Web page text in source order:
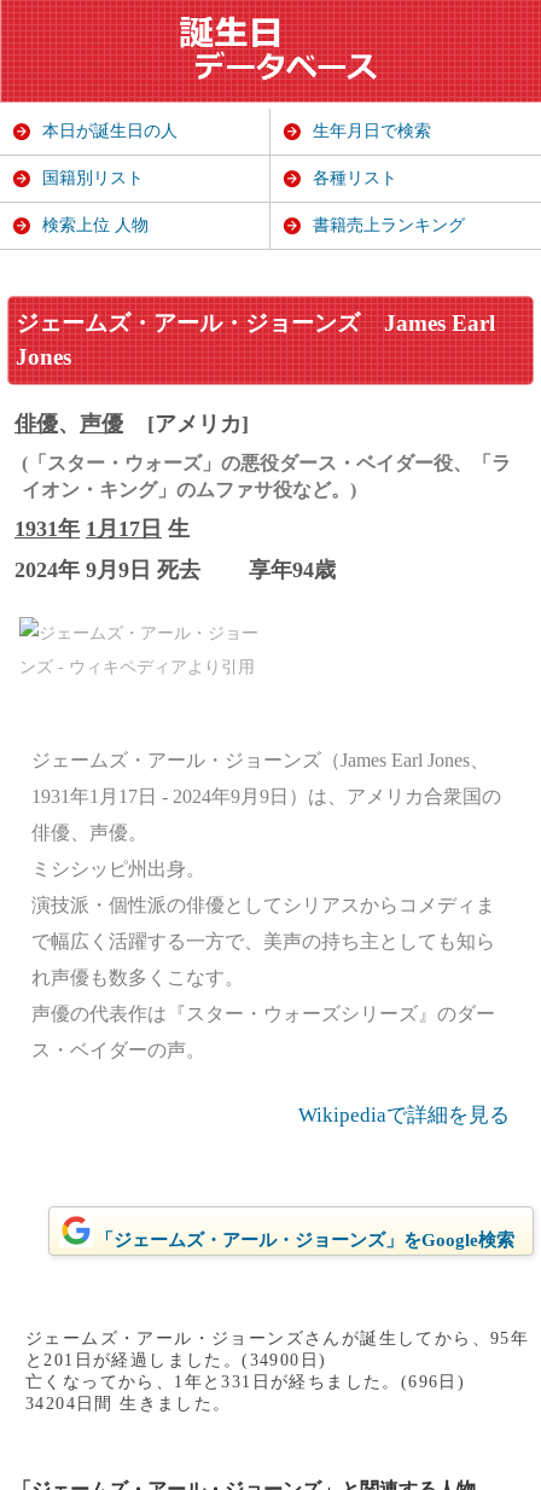
ジェームズ・アール・ジョーンズ
James Earl
Jones
俳優、 声優 [アメリカ]
(「スター・ウォーズ」の悪役ダース・ベイダー役、「ラ
イオン・キング」のムファサ役など。)
1931年 1月17日 生
2024年 9月9日 死去
享年94歳
ジェームズ・アール・ジョーンズ（James Earl Jones、
1931年1月17日 - 2024年9月9日）は、アメリカ合衆国の
俳優、声優。
ミシシッピ州出身。
演技派・個性派の俳優としてシリアスからコメディま
で幅広く活躍する一方で、美声の持ち主としても知ら
れ声優も数多くこなす。
声優の代表作は『スター・ウォーズシリーズ』のダー
ス・ベイダーの声。
Wikipediaで詳細を見る
「ジェームズ・アール・ジョーンズ」をGoogle検索
ジェームズ・アール・ジョーンズさんが誕生してから、95年
と201日が経過しました。(34900日)
亡くなってから、1年と331日が経ちました。(696日)
34204日間 生きました。
本日が誕生日の人 生年月日で検索
国籍別リスト 各種リスト
検索上位 人物 書籍売上ランキング